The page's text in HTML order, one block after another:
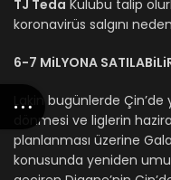
TJ Teda Kulübü talip
koronavirüs salgını
6-7 MiLYONA
Lakin bugünlerde
dönmesi ve liglerin
planlanması üzerine
konusunda yeniden